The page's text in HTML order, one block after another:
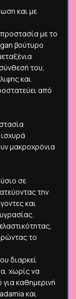
και με
με το
βούτυρο
του,
και
από
μακροχρόνια
σε
την
και
το
διαρκεί
χωρίς να
καθημερινή
και